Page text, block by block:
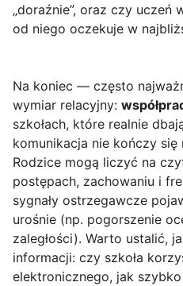
„doraźnie”, oraz czy uczeń
od niego oczekuje w
Na koniec — często
wymiar relacyjny:
szkołach, które realnie
komunikacja nie kończy
Rodzice mogą liczyć na
postępach, zachowaniu i
sygnały ostrzegawcze
urośnie (np. pogorszenie
zaległości). Warto ustalić,
informacji: czy szkoła
elektronicznego, jak